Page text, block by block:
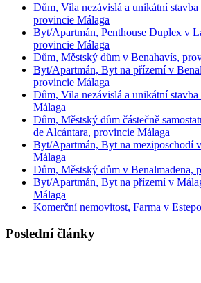
Dům, Vila nezávislá a unikátní stavba
provincie Málaga
Byt/Apartmán, Penthouse Duplex v
provincie Málaga
Dům, Městský dům v Benahavís,
Byt/Apartmán, Byt na přízemí v
provincie Málaga
Dům, Vila nezávislá a unikátní
Málaga
Dům, Městský dům částečně
de Alcántara, provincie Málaga
Byt/Apartmán, Byt na meziposchodí
Málaga
Dům, Městský dům v Benalmadena,
Byt/Apartmán, Byt na přízemí v
Málaga
Komerční nemovitost, Farma v
Poslední články